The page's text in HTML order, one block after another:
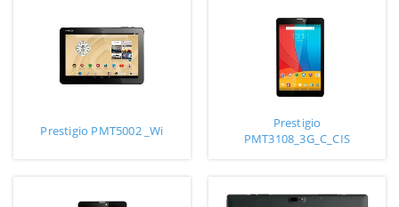
Prestigio PMT5002 _Wi
Prestigio
PMT3108_3G_C_CIS